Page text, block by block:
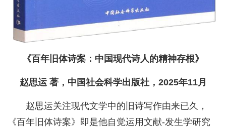
《百年旧体诗案：中国现代诗人的精神存根》
赵思运 著，中国社会科学出版社，2025年11月
赵思运关注现代文学中的旧诗写作由来已久，
《百年旧体诗案》即是他自觉运用文献-发生学研究